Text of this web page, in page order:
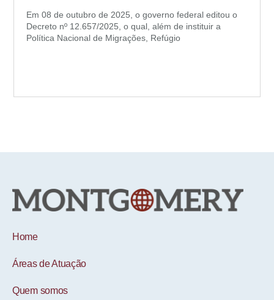
Em 08 de outubro de 2025, o governo federal editou o
Decreto nº 12.657/2025, o qual, além de instituir a
Política Nacional de Migrações, Refúgio
Home
Áreas de Atuação
Quem somos